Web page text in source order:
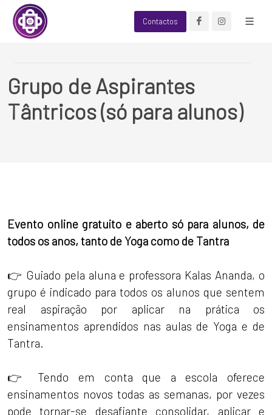
Contactos
Grupo de Aspirantes
Tântricos (só para alunos)
Evento online gratuito e aberto só para alunos, de
todos os anos, tanto de Yoga como de Tantra
👉 Guiado pela aluna e professora Kalas Ananda, o
grupo é indicado para todos os alunos que sentem
real aspiração por aplicar na prática os
ensinamentos aprendidos nas aulas de Yoga e de
Tantra.
👉 Tendo em conta que a escola oferece
ensinamentos novos todas as semanas, por vezes
pode tornar-se desafiante consolidar, aplicar e